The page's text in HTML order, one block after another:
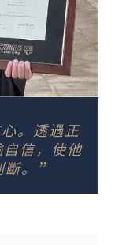
。透過正
信，使他
。
”